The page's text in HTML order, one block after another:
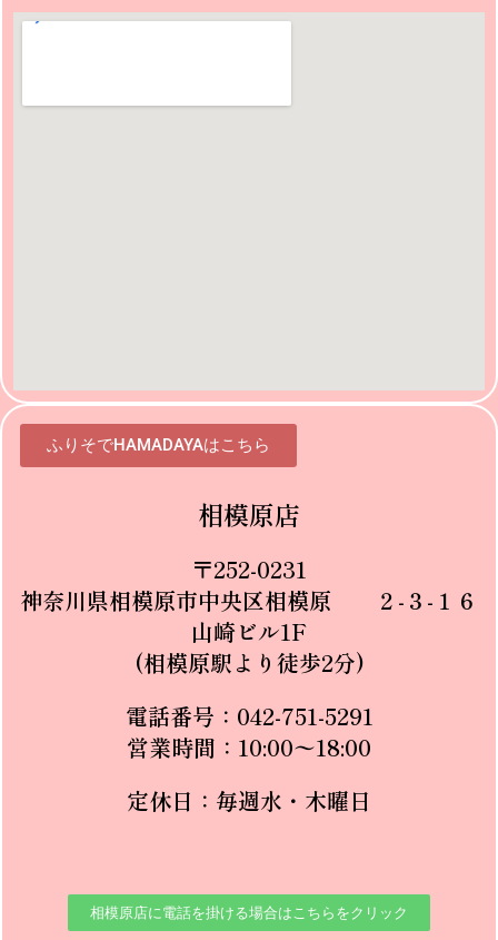
ふりそでHAMADAYAはこちら
相模原店
〒252-0231
神奈川県相模原市中央区相模原
２-３-１６
山崎ビル1F
(相模原駅より徒歩2分)
電話番号 ： 042-751-5291
営業時間 ： 10:00〜18:00
定休日 ： 毎週水・木曜日
相模原店に電話を掛ける場合はこちらをクリック